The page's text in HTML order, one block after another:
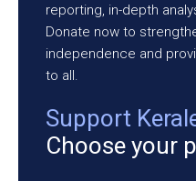
reporting, in-depth
Donate now to
independence and
to all.
Support
Choose your